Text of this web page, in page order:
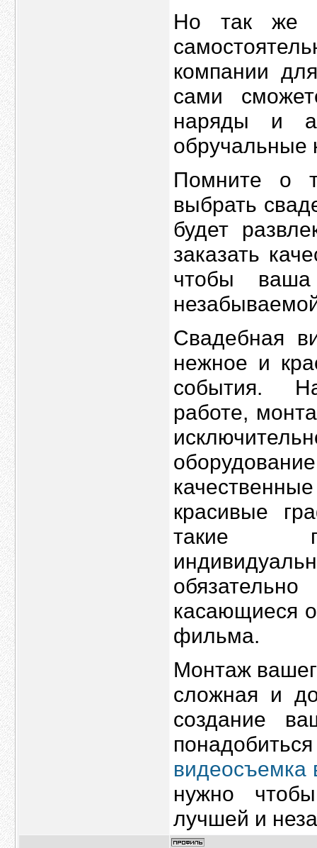
Но так же
компании
сами
наряды и
обручальные
Помните о
выбрать
будет
заказать
чтобы ваша
Свадебная
нежное и
события.
работе,
красивые
такие
касающиеся
фильма.
Монтаж
сложная и
создание
видеосъемка
нужно
лучшей и